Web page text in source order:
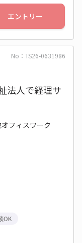
エントリー
No：TS26-0631986
法人で経理サ
フィスワーク
OK